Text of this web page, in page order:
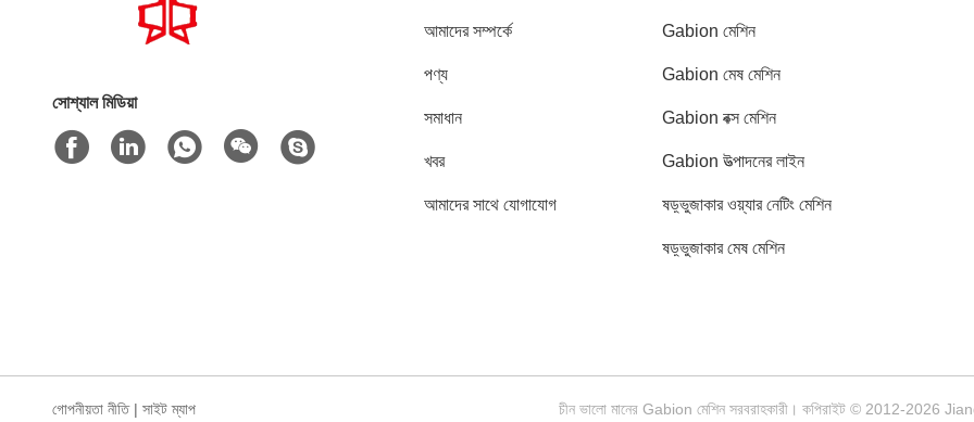
সোশ্যাল মিডিয়া
আমাদের সম্পর্কে
পণ্য
সমাধান
খবর
আমাদের সাথে যোগাযোগ
Gabion মেশিন
Gabion মেষ মেশিন
Gabion বক্স মেশিন
Gabion উত্পাদনের লাইন
ষড়্ভুজাকার ওয়্যার নেটিং মেশিন
ষড়্ভুজাকার মেষ মেশিন
গোপনীয়তা নীতি| সাইট ম্যাপ চীন ভালো মানের Gabion মেশিন সরবরাহকারী। কপিরাইট © 2012-